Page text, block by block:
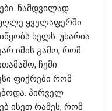
ნამდვილად
ყველაფერში
ხელს. უხარია
იმის გამო, რომ
ჩემი
ფიქრები რომ
პირველ
ისეთ რამეს, რომ